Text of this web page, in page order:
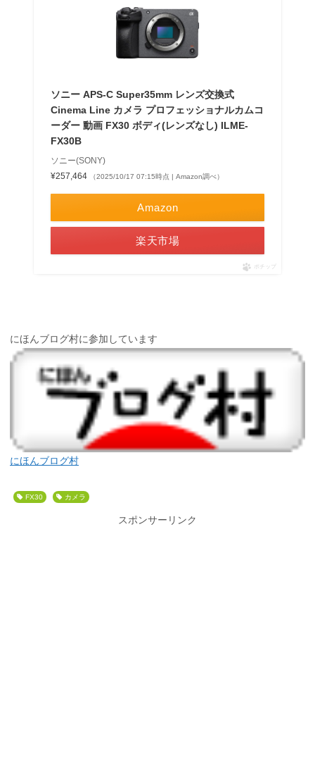
ソニー APS-C Super35mm レンズ交換式
Cinema Line カメラ プロフェッショナルカムコ
ーダー 動画 FX30 ボディ(レンズなし) ILME-
FX30B
ソニー(SONY)
¥257,464
（2025/10/17 07:15時点 | Amazon調べ）
Amazon
楽天市場
ポチップ
にほんブログ村に参加しています
にほんブログ村
FX30 カメラ
スポンサーリンク